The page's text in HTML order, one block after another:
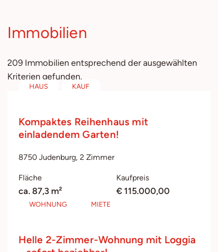
Immobilien
209 Immobilien entsprechend der ausgewählten
Kriterien gefunden.
HAUS KAUF
Kompaktes Reihenhaus mit
einladendem Garten!
8750 Judenburg, 2 Zimmer
Fläche
ca. 87,3 m²
Kaufpreis
€ 115.000,00
WOHNUNG MIETE
Helle 2-Zimmer-Wohnung mit Loggia